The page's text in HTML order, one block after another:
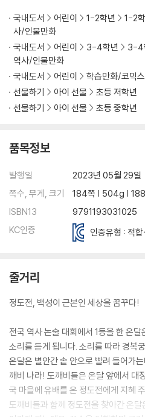
국내도서 어린이 1-2학년 1-2
사/인물만화
국내도서
어린이 3-4학년 3-4
역사/인물만화
국내도서
어린이 학습만화/코믹스
선물하기
아이 선물
초등 저학년
선물하기
아이 선물 초등 중학년
품목정보
발행일
2023년 05월 29일
쪽수, 무게, 크기
184쪽 | 504g |
ISBN13
9791193031025
KC인증
인증유형 : 적
줄거리
정도전, 백성이 근본인 세상을 꿈꾸다!
전국 역사 논술 대회에서 1등을 한 온
소리를 듣게 됩니다. 소리를 따라 경복
온달은 별안간 솥 안으로 빨려 들어가
깨비 나라! 도깨비들은 온달 앞에서 대
국 마을에 유배를 온 정도전에게 지혜
도깨비들과 함께 정도전을 찾아간 온